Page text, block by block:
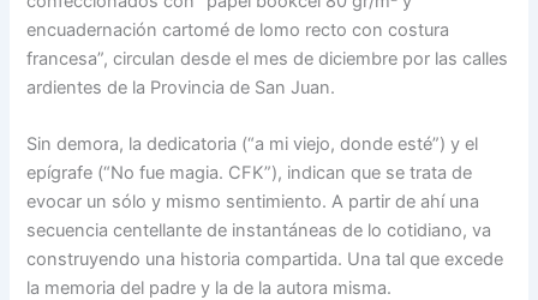
encuadernación cartomé de lomo recto con costura
francesa”, circulan desde el mes de diciembre por las calles
ardientes de la Provincia de San Juan.
Sin demora, la dedicatoria (“a mi viejo, donde esté”) y el
epígrafe (“No fue magia. CFK”), indican que se trata de
evocar un sólo y mismo sentimiento. A partir de ahí una
secuencia centellante de instantáneas de lo cotidiano, va
construyendo una historia compartida. Una tal que excede
la memoria del padre y la de la autora misma.